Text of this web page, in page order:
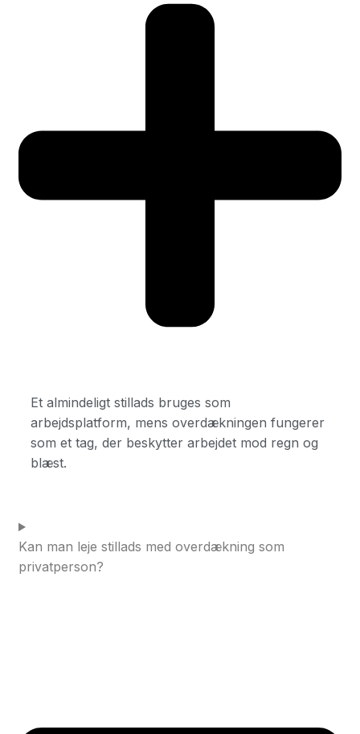
Et almindeligt stillads bruges som
arbejdsplatform, mens overdækningen fungerer
som et tag, der beskytter arbejdet mod regn og
blæst.
Kan man leje stillads med overdækning som
privatperson?